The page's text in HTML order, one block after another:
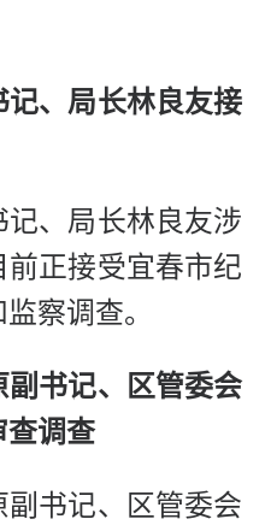
记、局长林良友接
、局长林良友涉
正接受宜春市纪
察调查。
书记、区管委会
查调查
书记、区管委会